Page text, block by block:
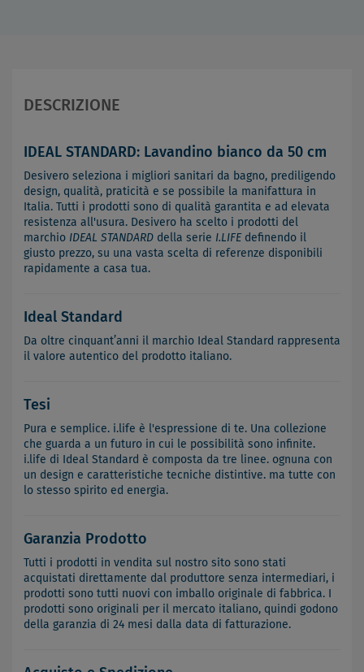
DESCRIZIONE
IDEAL STANDARD: Lavandino bianco da 50 cm
Desivero seleziona i migliori sanitari da bagno, prediligendo
design, qualità, praticità e se possibile la manifattura in
Italia. Tutti i prodotti sono di qualità garantita e ad elevata
resistenza all'usura. Desivero ha scelto i prodotti del
marchio IDEAL STANDARD della serie I.LIFEdefinendo il
giusto prezzo, su una vasta scelta di referenze disponibili
rapidamente a casa tua.
Ideal Standard
Da oltre cinquant’anni il marchio Ideal Standard rappresenta
il valore autentico del prodotto italiano.
Tesi
Pura e semplice. i.life è l'espressione di te. Una collezione
che guarda a un futuro in cui le possibilità sono infinite.
i.life di Ideal Standard è composta da tre linee. ognuna con
un design e caratteristiche tecniche distintive. ma tutte con
lo stesso spirito ed energia.
Garanzia Prodotto
Tutti i prodotti in vendita sul nostro sito sono stati
acquistati direttamente dal produttore senza intermediari, i
prodotti sono tutti nuovi con imballo originale di fabbrica. I
prodotti sono originali per il mercato italiano, quindi godono
della garanzia di 24 mesi dalla data di fatturazione.